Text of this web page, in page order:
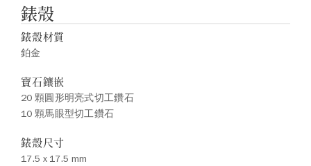
錶殼
錶殼材質
鉑金
寶石鑲嵌
20 顆圓形明亮式切工鑽石
10 顆馬眼型切工鑽石
錶殼尺寸
17.5 x 17.5 mm